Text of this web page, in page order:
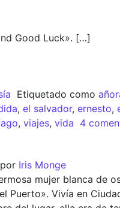
Good Luck». […]
Etiquetado como
, el salvador, ernesto,
, viajes, vida 4
por Iris Monge
mujer blanca de
Puerto». Vivía en